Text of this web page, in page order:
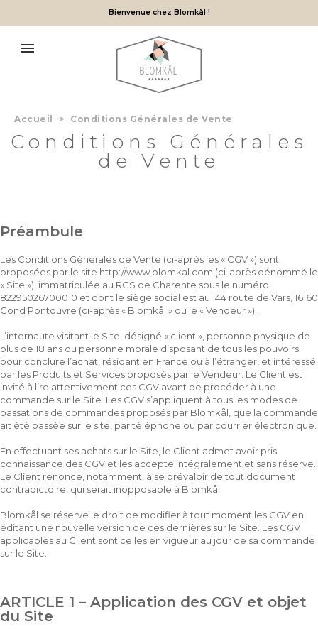
Bienvenue chez Blomkål !
Accueil > Conditions Générales de Vente
Conditions Générales
de Vente
Préambule
Les Conditions Générales de Vente (ci-après les « CGV ») sont
proposées par le site http://www.blomkal.com (ci-après dénommé le
« Site »), immatriculée au RCS de Charente sous le numéro
82295026700010 et dont le siège social est au 144 route de Vars, 16160
Gond Pontouvre (ci-après « Blomkål » ou le « Vendeur »).
L’internaute visitant le Site, désigné « client », personne physique de
plus de 18 ans ou personne morale disposant de tous les pouvoirs
pour conclure l’achat, résidant en France ou à l’étranger, et intéressé
par les Produits et Services proposés par le Vendeur. Le Client est
invité à lire attentivement ces CGV avant de procéder à une
commande sur le Site. Les CGV s’appliquent à tous les modes de
passations de commandes proposés par Blomkål, que la commande
ait été passée sur le site, par téléphone ou par courrier électronique.
En effectuant ses achats sur le Site, le Client admet avoir pris
connaissance des CGV et les accepte intégralement et sans réserve.
Le Client renonce, notamment, à se prévaloir de tout document
contradictoire, qui serait inopposable à Blomkål.
Blomkål se réserve le droit de modifier à tout moment les CGV en
éditant une nouvelle version de ces dernières sur le Site. Les CGV
applicables au Client sont celles en vigueur au jour de sa commande
sur le Site.
ARTICLE 1 – Application des CGV et objet
du Site